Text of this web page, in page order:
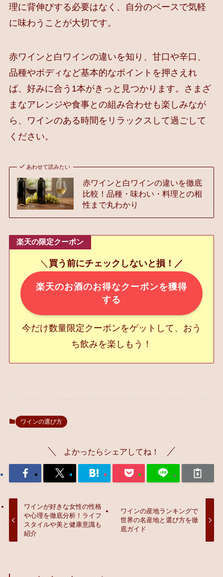
理に背伸びする必要はなく、自分のペースで気軽
に味わうことが大切です。
赤ワインと白ワインの違いを知り、甘口や辛口、
品種やボディなど基本的なポイントを押さえれ
ば、好みに合う1本がきっと見つかります。さまざ
まなアレンジや食事との組み合わせも楽しみなが
ら、ワインのある時間をリラックスして過ごして
ください。
あわせて読みたい
赤ワインと白ワインの違いを徹底
比較！品種・味わい・料理との相
性まで丸わかり
楽天の限定クーポン
＼ 買う前にチェックしないと損！／
楽天のお酒のお得なクーポンを獲得
する
今だけ数量限定クーポンをゲットして、おう
ち飲みを楽しもう！
ワインの選び方
よかったらシェアしてね！
ワインが好きな女性の性格
や心理を徹底分析！ライフ
スタイルや美と健康意識も
紹介
ワインの産地ランキングで
世界の名産地と選び方を徹
底ガイド